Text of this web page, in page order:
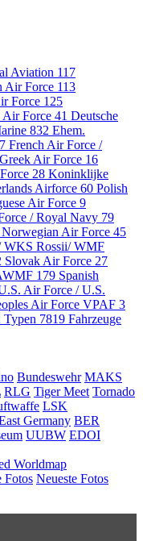
Aviation 117
Air Force 113
Force 125
Air Force 41 Deutsche
832 Ehem.
French Air Force /
Greek Air Force 16
28 Koninklijke
Airforce 60 Polish
Air Force 9
/ Royal Navy 79
Air Force 45
WKS Rossii/ WMF
Slovak Air Force 27
179 Spanish
Air Force / U.S.
Air Force VPAF 3
Typen 7819 Fahrzeuge
Bundeswehr MAKS
RLG Tiger Meet Tornado
LSK
Germany BER
UUBW EDOI
Worldmap
Fotos Neueste Fotos